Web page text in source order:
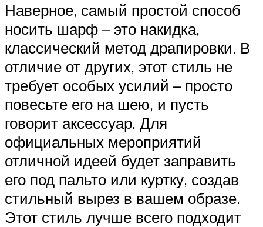
Наверное, самый простой способ
носить шарф – это накидка,
классический метод драпировки. В
отличие от других, этот стиль не
требует особых усилий – просто
повесьте его на шею, и пусть
говорит аксессуар. Для
официальных мероприятий
отличной идеей будет заправить
его под пальто или куртку, создав
стильный вырез в вашем образе.
Этот стиль лучше всего подходит